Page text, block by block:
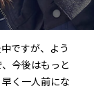
ですが、よう
今後はもっと
く一人前にな